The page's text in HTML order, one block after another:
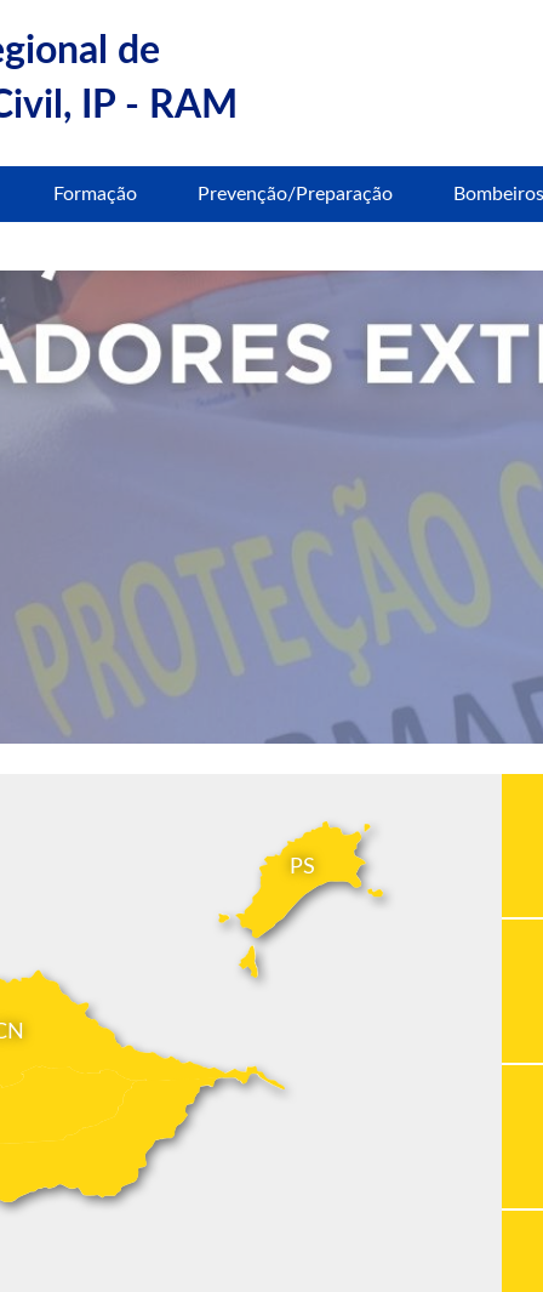
de
IP - RAM
Formação Prevenção/Preparação Bombeiros
PS